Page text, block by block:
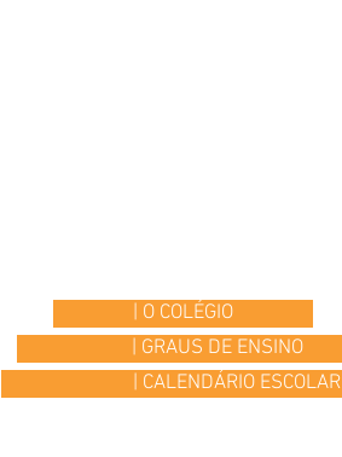
| O COLÉGIO
| GRAUS DE ENSINO
| CALENDÁRIO ESCOLAR